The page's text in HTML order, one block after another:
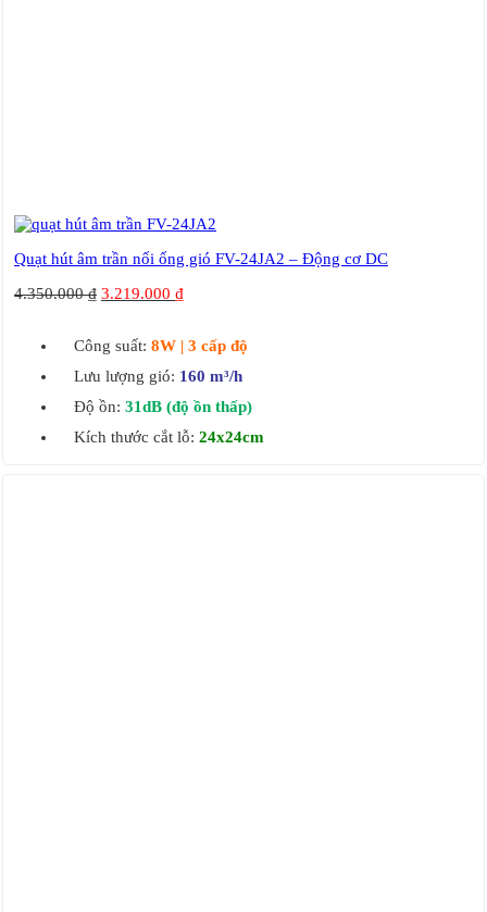
Quạt hút âm trần nối ống gió FV-24JA2 – Động cơ DC
4.350.000₫ 3.219.000 ₫
Công suất: 8W | 3 cấp độ
Lưu lượng gió: 160 m³/h
Độ ồn: 31dB (độ ồn thấp)
Kích thước cắt lỗ: 24x24cm